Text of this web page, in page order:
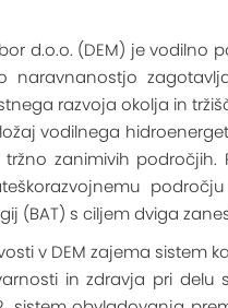
d.o.o. (DEM) je
naravnanostjo
razvoja okolja in
vodilnega
zanimivih
(BAT) s ciljem dviga
v DEM zajema sistem
in zdravja pri